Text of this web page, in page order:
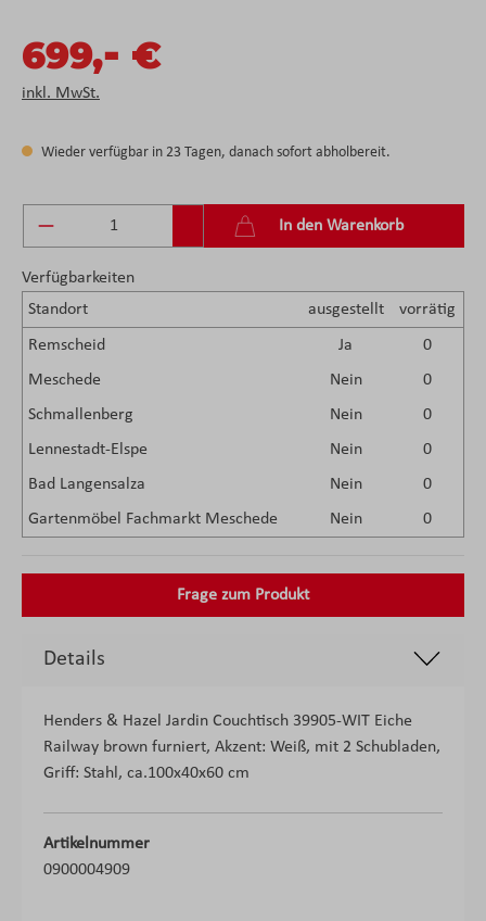
699,- €
inkl. MwSt.
Wieder verfügbar in 23 Tagen, danach sofort abholbereit.
Produkt Anzahl: Gib den gewünschten Wert
In den Warenkorb
Verfügbarkeiten
Standort
ausgestellt vorrätig
Remscheid Ja
0
Meschede
Nein
0
Schmallenberg
Nein
0
Lennestadt-Elspe
Nein
0
Bad Langensalza
Nein
0
Gartenmöbel Fachmarkt Meschede
Nein 0
Frage zum Produkt
Details
Henders & Hazel Jardin Couchtisch 39905-WIT Eiche
Railway brown furniert, Akzent: Weiß, mit 2 Schubladen,
Griff: Stahl, ca.100x40x60 cm
Artikelnummer
0900004909